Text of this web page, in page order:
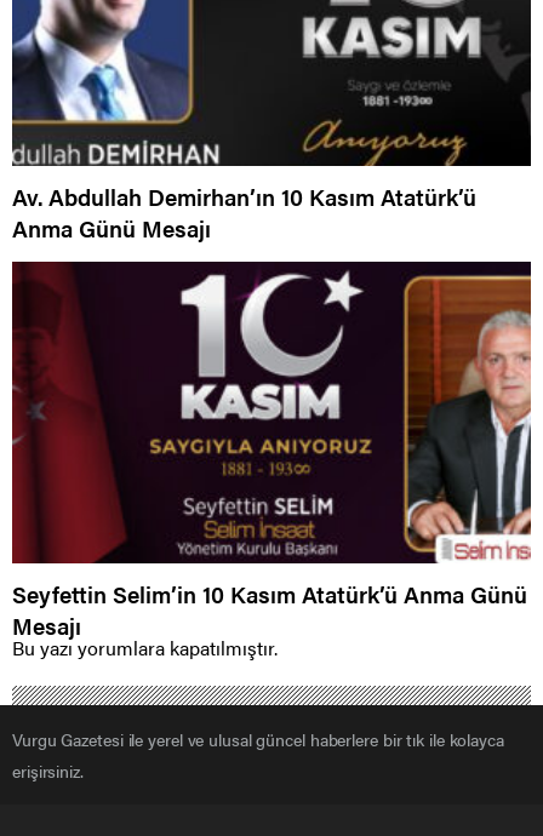
Av. Abdullah Demirhan’ın 10 Kasım Atatürk’ü
Anma Günü Mesajı
Seyfettin Selim’in 10 Kasım Atatürk’ü Anma Günü
Mesajı
Bu yazı yorumlara kapatılmıştır.
Vurgu Gazetesi ile yerel ve ulusal güncel haberlere bir tık ile kolayca
erişirsiniz.